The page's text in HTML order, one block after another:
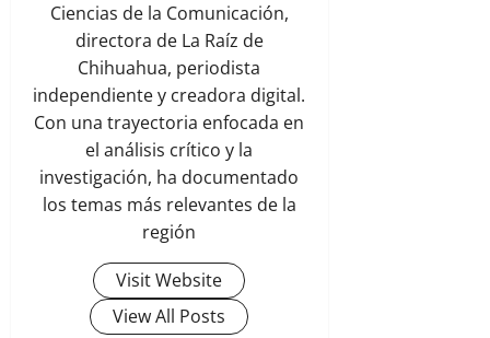
Ciencias de la Comunicación,
directora de La Raíz de
Chihuahua, periodista
independiente y creadora digital.
Con una trayectoria enfocada en
el análisis crítico y la
investigación, ha documentado
los temas más relevantes de la
región
Visit Website
View All Posts